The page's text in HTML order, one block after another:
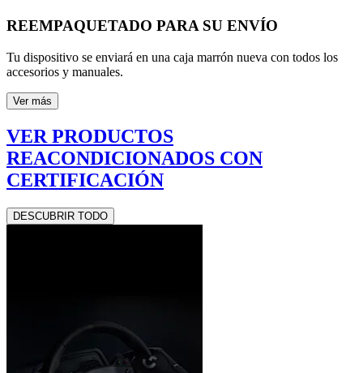
REEMPAQUETADO PARA SU ENVÍO
Tu dispositivo se enviará en una caja marrón nueva con todos los
accesorios y manuales.
Ver más
VER PRODUCTOS
REACONDICIONADOS CON
CERTIFICACIÓN
DESCUBRIR TODO